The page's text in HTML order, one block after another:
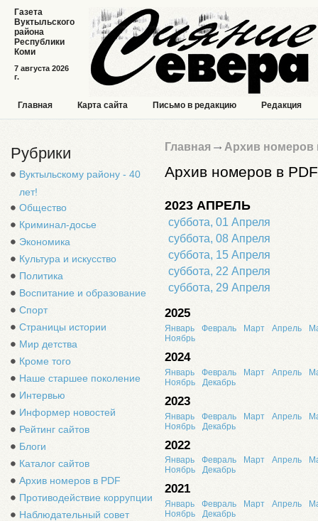
7 августа 2026
г.
Газета
Вуктыльского
района
Республики
Коми
Главная Карта сайта Письмо в редакцию Редакция
Рубрики
Вуктыльскому району - 40
лет!
Общество
Криминал-досье
Экономика
Культура и искусство
Политика
Воспитание и образование
Спорт
Страницы истории
Мир детства
Кроме того
Наше старшее поколение
Интервью
Информер новостей
Рейтинг сайтов
Блоги
Каталог сайтов
Архив номеров в PDF
Противодействие коррупции
Наблюдательный совет
Главная Архив номеров
Архив номеров в PDF
2023 АПРЕЛЬ
суббота, 01 Апреля
суббота, 08 Апреля
суббота, 15 Апреля
суббота, 22 Апреля
суббота, 29 Апреля
2025
Январь Февраль Март Апрель
Ноябрь
2024
Январь Февраль Март Апрель
Ноябрь
Декабрь
2023
Январь Февраль Март Апрель
Ноябрь
Декабрь
2022
Январь Февраль Март Апрель
Ноябрь
Декабрь
2021
Январь Февраль Март Апрель
Ноябрь
Декабрь